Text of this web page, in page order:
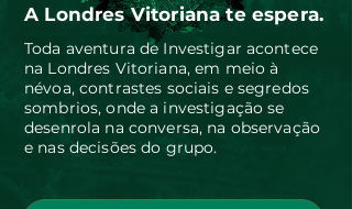
A Londres Vitoriana te espera.
Toda aventura de Investigar acontece
na Londres Vitoriana, em meio à
névoa, contrastes sociais e segredos
sombrios, onde a investigação se
desenrola na conversa, na observação
e nas decisões do grupo.